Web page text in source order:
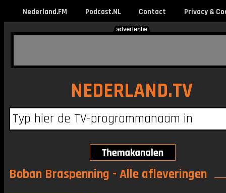
Nederland.FM Podcast.NL Contact Privacy &
NEDERLAND.TV
Boban Braspenning - Alle afleveringen